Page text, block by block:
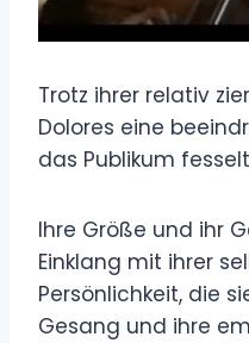
Trotz ihrer relativ
Dolores eine
das Publikum
Ihre Größe und ihr
Einklang mit ihrer
Persönlichkeit, die
Gesang und ihre